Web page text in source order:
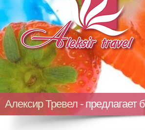
Алексир Тревел -